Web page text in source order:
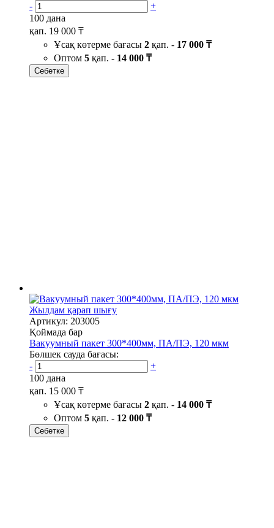
-
+
100 дана
қап. 19 000 ₸
Ұсақ көтерме бағасы 2 қап. - 17 000 ₸
Оптом 5 қап. - 14 000 ₸
Себетке
Жылдам қарап шығу
Артикул: 203005
Қоймада бар
Вакуумный пакет 300*400мм, ПА/ПЭ, 120 мкм
Бөлшек сауда бағасы:
-
+
100 дана
қап. 15 000 ₸
Ұсақ көтерме бағасы 2 қап. - 14 000 ₸
Оптом 5 қап. - 12 000 ₸
Себетке